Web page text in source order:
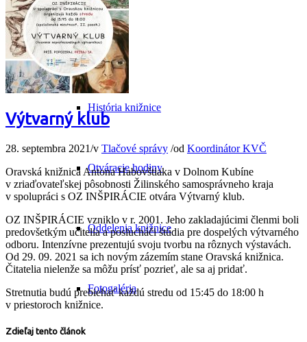
O nás
História knižnice
Otváracie hodiny
Oddelenia knižnice
Fotogaléria
Výtvarný klub
28. septembra 2021/v Tlačové správy /od Koordinátor KVČ
Oravská knižnica Antona Habovštiaka v Dolnom Kubíne
v zriaďovateľskej pôsobnosti Žilinského samosprávneho kraja
v spolupráci s OZ INŠPIRÁCIE otvára Výtvarný klub.
OZ INŠPIRÁCIE vzniklo v r. 2001. Jeho zakladajúcimi členmi boli
predovšetkým učitelia a poslucháči štúdia pre dospelých výtvarného
odboru. Intenzívne prezentujú svoju tvorbu na rôznych výstavách.
Od 29. 09. 2021 sa ich novým zázemím stane Oravská knižnica.
Čitatelia nielenže sa môžu prísť pozrieť, ale sa aj pridať.
Stretnutia budú prebiehať každú stredu od 15:45 do 18:00 h
v priestoroch knižnice.
Zdieľaj tento článok